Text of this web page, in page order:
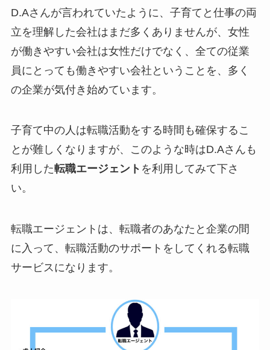
D.Aさんが言われていたように、子育てと仕事の両
立を理解した会社はまだ多くありませんが、女性
が働きやすい会社は女性だけでなく、全ての従業
員にとっても働きやすい会社ということを、多く
の企業が気付き始めています。
子育て中の人は転職活動をする時間も確保するこ
とが難しくなりますが、このような時はD.Aさんも
利用した転職エージェント を利用してみて下さ
い。
転職エージェントは、転職者のあなたと企業の間
に入って、転職活動のサポートをしてくれる転職
サービスになります。